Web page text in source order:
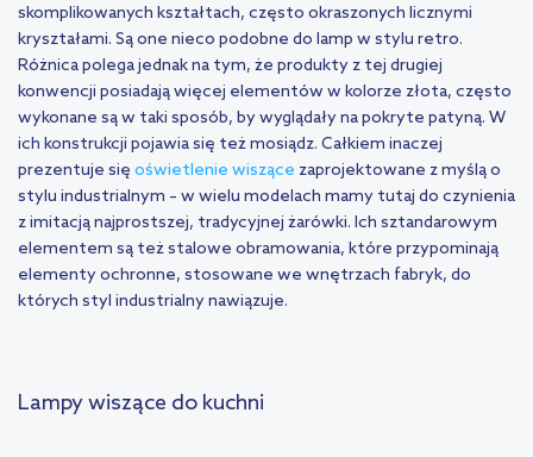
skomplikowanych kształtach, często okraszonych licznymi
kryształami. Są one nieco podobne do lamp w stylu retro.
Różnica polega jednak na tym, że produkty z tej drugiej
konwencji posiadają więcej elementów w kolorze złota, często
wykonane są w taki sposób, by wyglądały na pokryte patyną. W
ich konstrukcji pojawia się też mosiądz. Całkiem inaczej
prezentuje się oświetlenie wiszące zaprojektowane z myślą o
stylu industrialnym – w wielu modelach mamy tutaj do czynienia
z imitacją najprostszej, tradycyjnej żarówki. Ich sztandarowym
elementem są też stalowe obramowania, które przypominają
elementy ochronne, stosowane we wnętrzach fabryk, do
których styl industrialny nawiązuje.
Lampy wiszące do kuchni